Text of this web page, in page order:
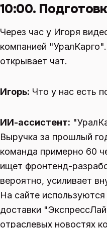
10:00.
Через час у Игоря
компанией
открывает чат.
Игорь: Что у нас есть
ИИ-ассистент:
Выручка за прошлый
команда примерно 60
ищет фронтенд-
вероятно, усиливает
На сайте
доставки
отраслевых новостях